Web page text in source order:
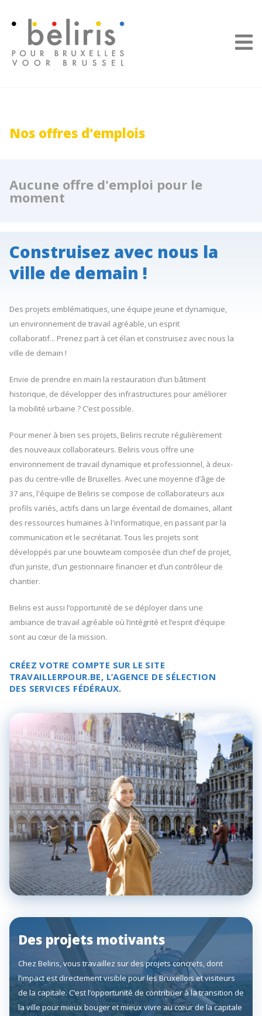
Nos offres d'emplois
Aucune offre d'emploi pour le
moment
Construisez avec nous la
ville de demain !
Des projets emblématiques, une équipe jeune et dynamique,
un environnement de travail agréable, un esprit
collaboratif... Prenez part à cet élan et construisez avec nous la
ville de demain !
Envie de prendre en main la restauration d’un bâtiment
historique, de développer des infrastructures pour améliorer
la mobilité urbaine ? C’est possible.
Pour mener à bien ses projets, Beliris recrute régulièrement
des nouveaux collaborateurs. Beliris vous offre une
environnement de travail dynamique et professionnel, à deux-
pas du centre-ville de Bruxelles. Avec une moyenne d’âge de
37 ans, l'équipe de Beliris se compose de collaborateurs aux
profils variés, actifs dans un large éventail de domaines, allant
des ressources humaines à l'informatique, en passant par la
communication et le secrétariat. Tous les projets sont
développés par une bouwteam composée d’un chef de projet,
d’un juriste, d’un gestionnaire financier et d’un contrôleur de
chantier.
Beliris est aussi l’opportunité de se déployer dans une
ambiance de travail agréable où l’intégrité et l’esprit d’équipe
sont au cœur de la mission.
CRÉEZ VOTRE COMPTE SUR LE SITE
TRAVAILLERPOUR.BE, L’AGENCE DE SÉLECTION
DES SERVICES FÉDÉRAUX.
Des projets motivants
Chez Beliris, vous travaillez sur des projets concrets, dont
l’impact est directement visible pour les Bruxellois et visiteurs
de la capitale. C’est l’opportunité de contribuer à la transition de
la ville pour mieux bouger et mieux vivre au cœur de la capitale